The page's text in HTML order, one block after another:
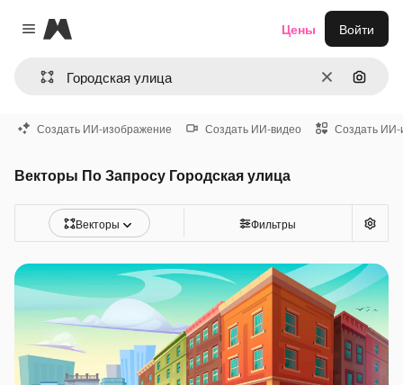
Close menu
Magnific
ОчиститьПоиск
Цены Войти
Создать ИИ-изображение Создать ИИ-видео Создать ИИ-
Векторы По Запросу Городская улица
Векторы Фильтры